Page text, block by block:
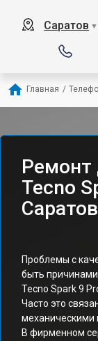
Саратов ▼
Главная /
Ремонт
Tecno
Проблемы с
быть
Tecno Spark 9
Часто это
механическими
В фирменном